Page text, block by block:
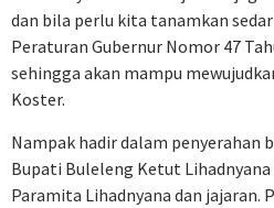
dan bila perlu kita tanamkan
Peraturan Gubernur Nomor 47
sehingga akan mampu
Koster.
Nampak hadir dalam penyerahan
Bupati Buleleng Ketut
Paramita Lihadnyana dan jajaran.